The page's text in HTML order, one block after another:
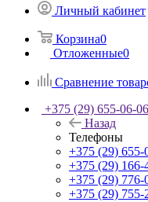
Личный кабинет
Корзина0
Отложенные0
Сравнение
+375 (29) 655-06-06
Назад
Телефоны
+375 (29) 655-
+375 (29) 166-
+375 (29) 776-
+375 (29) 755-